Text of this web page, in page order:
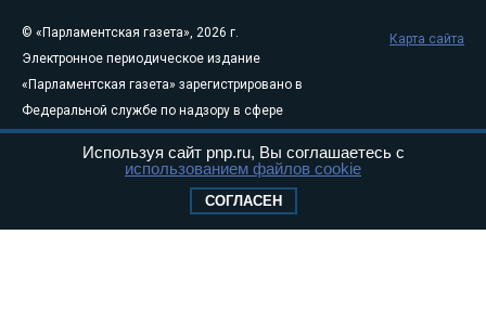
© «Парламентская газета», 2026 г.
Электронное периодическое издание
«Парламентская газета» зарегистрировано в
Федеральной службе по надзору в сфере
связи, информационных технологий и
массовых коммуникаций (Роскомнадзор) 05
Свидетельство о регистрации Эл № ФС77-
Карта сайта
Используя сайт pnp.ru, Вы соглашаетесь с
использованием файлов cookie
СОГЛАСЕН